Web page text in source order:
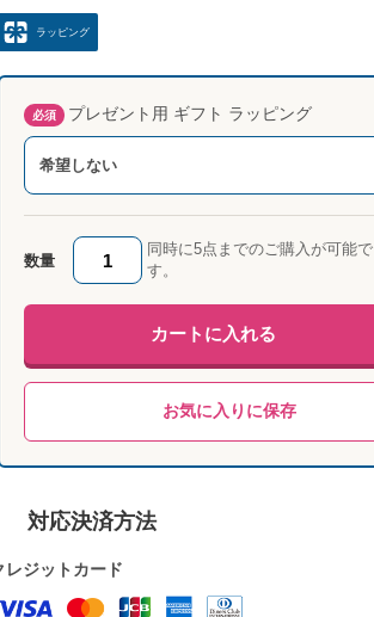
ラッピング
必須 プレゼント用 ギフト ラッピング
希望しない
数量
同時に5点までのご購入が可能で
す。
カートに入れる
お気に入りに保存
対応決済方法
レジットカード